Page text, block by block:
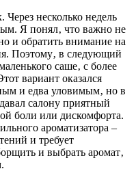
несколько недель
Я понял‚ что важно не
и обратить внимание на
Поэтому‚ в следующий
саше‚ с более
вариант оказался
и едва уловимым‚ но в
салону приятный
боли или дискомфорта.
ароматизатора –
и требует
и выбрать аромат‚